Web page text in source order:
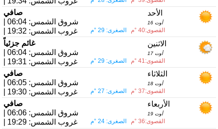
الأحد
16 أوت
صافي
القصوى:40 °م
| شروق الشمس: 06:04
الصغرى: 29 °م
| غروب الشمس: 19:32
الاثنين
17 أوت
غائم جزئياً
القصوى:41 °م
| شروق الشمس: 06:04
الصغرى: 29 °م
| غروب الشمس: 19:31
الثلاثاء
18 أوت
صافي
القصوى:37 °م
| شروق الشمس: 06:05
الصغرى: 27 °م
| غروب الشمس: 19:30
الأربعاء
19 أوت
صافي
القصوى:36 °م
| شروق الشمس: 06:06
الصغرى: 24 °م
| غروب الشمس: 19:29